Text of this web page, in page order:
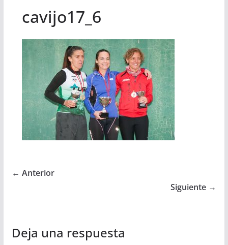
cavijo17_6
← Anterior
Siguiente →
Deja una respuesta